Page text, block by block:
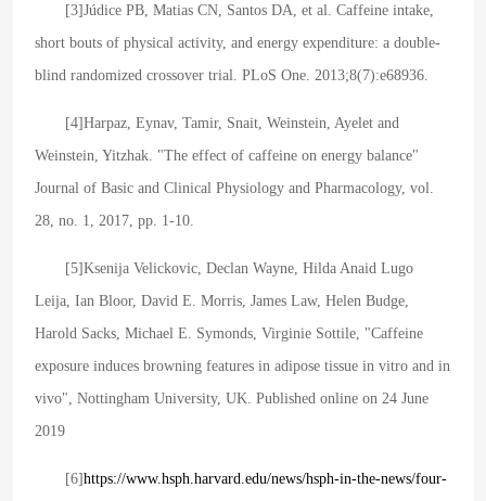
[3]Júdice PB, Matias CN, Santos DA, et al. Caffeine intake,
short bouts of physical activity, and energy expenditure: a double-
blind randomized crossover trial. PLoS One. 2013;8(7):e68936.
[4]Harpaz, Eynav, Tamir, Snait, Weinstein, Ayelet and
Weinstein, Yitzhak. "The effect of caffeine on energy balance"
Journal of Basic and Clinical Physiology and Pharmacology, vol.
28, no. 1, 2017, pp. 1-10.
[5]Ksenija Velickovic, Declan Wayne, Hilda Anaid Lugo
Leija, Ian Bloor, David E. Morris, James Law, Helen Budge,
Harold Sacks, Michael E. Symonds, Virginie Sottile, "Caffeine
exposure induces browning features in adipose tissue in vitro and in
vivo", Nottingham University, UK. Published online on 24 June
2019
[6]https://www.hsph.harvard.edu/news/hsph-in-the-news/four-